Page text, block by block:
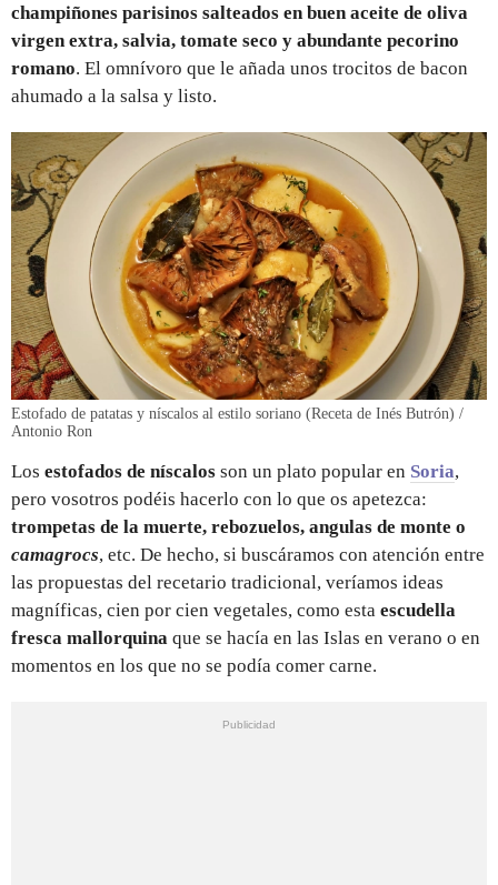
champiñones parisinos salteados en buen aceite de oliva
virgen extra, salvia, tomate seco y abundante pecorino
romano. El omnívoro que le añada unos trocitos de bacon
ahumado a la salsa y listo.
Estofado de patatas y níscalos al estilo soriano (Receta de Inés Butrón) /
Antonio Ron
Los estofados de níscalos son un plato popular en Soria,
pero vosotros podéis hacerlo con lo que os apetezca:
trompetas de la muerte, rebozuelos, angulas de monte o
camagrocs, etc. De hecho, si buscáramos con atención entre
las propuestas del recetario tradicional, veríamos ideas
magníficas, cien por cien vegetales, como esta escudella
fresca mallorquina que se hacía en las Islas en verano o en
momentos en los que no se podía comer carne.